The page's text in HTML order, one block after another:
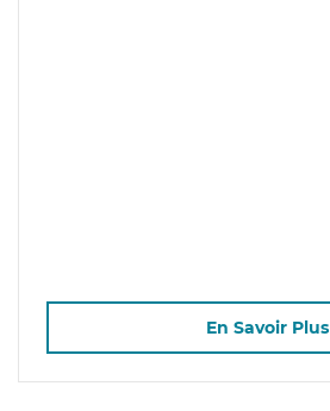
En Savoir Plus